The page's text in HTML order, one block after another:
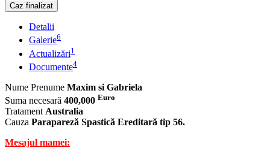
Caz finalizat
Detalii
Galerie6
Actualizări1
Documente4
Nume Prenume Maxim si Gabriela
Suma necesară 400,000 Euro
Tratament Australia
Cauza Parapareză Spastică Ereditară tip 56.
Mesajul mamei: